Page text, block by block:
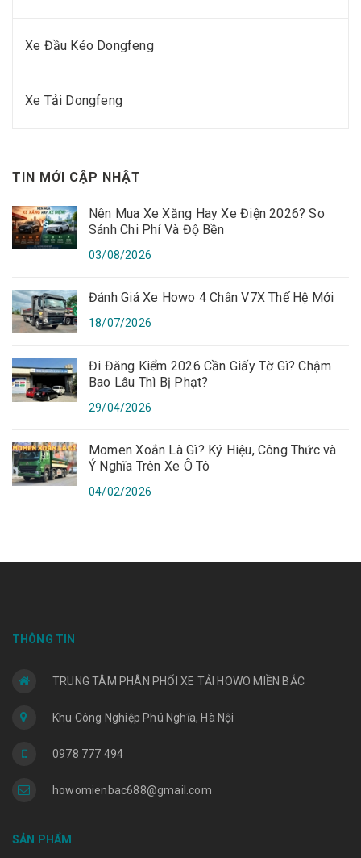
Xe Đầu Kéo Dongfeng
Xe Tải Dongfeng
TIN MỚI CẬP NHẬT
Nên Mua Xe Xăng Hay Xe Điện 2026? So
Sánh Chi Phí Và Độ Bền
03/08/2026
Đánh Giá Xe Howo 4 Chân V7X Thế Hệ Mới
18/07/2026
Đi Đăng Kiểm 2026 Cần Giấy Tờ Gì? Chậm
Bao Lâu Thì Bị Phạt?
29/04/2026
Momen Xoắn Là Gì? Ký Hiệu, Công Thức và
Ý Nghĩa Trên Xe Ô Tô
04/02/2026
THÔNG TIN
TRUNG TÂM PHÂN PHỐI XE TẢI HOWO MIỀN BẮC
Khu Công Nghiệp Phú Nghĩa, Hà Nội
0978 777 494
howomienbac688@gmail.com
SẢN PHẨM